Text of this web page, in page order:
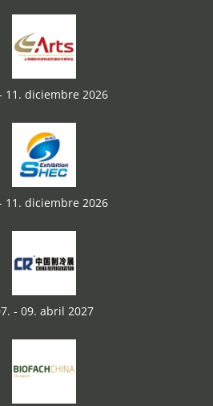
11. diciembre 2026
11. diciembre 2026
- 09. abril 2027